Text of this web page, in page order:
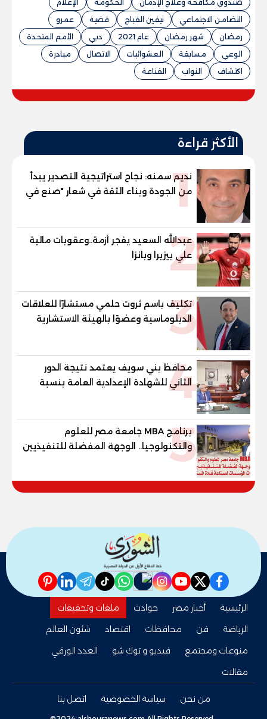
صندوق مكافحة وعلاج الإدمان الحكومة
الإعلام
التضامن الاجتماعي
نيفين القباج قضية
عمرو
رمضان
شهر رمضان عام 2021 دبي
الأمم المتحدة
الوعي
مسابقة العشوائيات الاتصال
مبادرة
اكتشاف
النواب القناعة
الأكثر قراءة
1
نديم سمنه: نجاح استراتيجية التصدير يبدأ
من الجودة وبناء الثقة في شعار "صنع في
مصر"
2
عبدالله السعيد يفجر أزمة..وعقوبات مالية
علي بيزيرا وبانزا
3
تكليف باسم ثروت حلمي مستشارًا للعلاقات
الدبلوماسية وعضوًا بالهيئة الاستشارية
العليا لمنظمة «جاد جمينت يوإن»
4
محافظ بني سويف يعتمد نتيجة الدور
الثاني للشهادة الإعدادية العامة بنسبة
والنور للمكفوفين
5
برنامج MBA جامعة مصر للعلوم
والتكنولوجيا.. الوجهة المفضلة للتنفيذيين
وقيادات المؤسسات لصناعة قادة
facebook
twitter
youtube
instagram
nabd
whatsapp
tiktok
telegram
linkedin
pinterest
الرئيسية أخبار مصر حوادث
ملفات وتحقيقات
الرياضة
فن محافظات اقتصاد
شئون العالم
منوعات ومجتمع
فيديو و توك شو
العدد الورقي
مقالات
من نحن سياسة الخصوصية اتصل بنا